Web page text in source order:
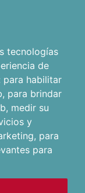
tecnologías
de
para habilitar
, para brindar
, medir su
y
, para
para